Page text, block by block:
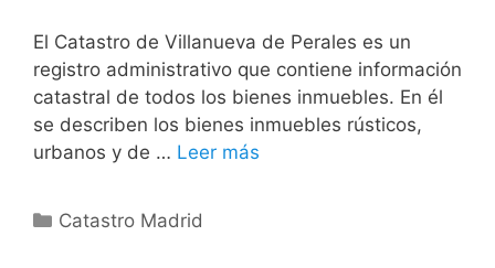
El Catastro de Villanueva de Perales es un
registro administrativo que contiene información
catastral de todos los bienes inmuebles. En él
se describen los bienes inmuebles rústicos,
urbanos y de … Leer más
Categorías
Catastro Madrid